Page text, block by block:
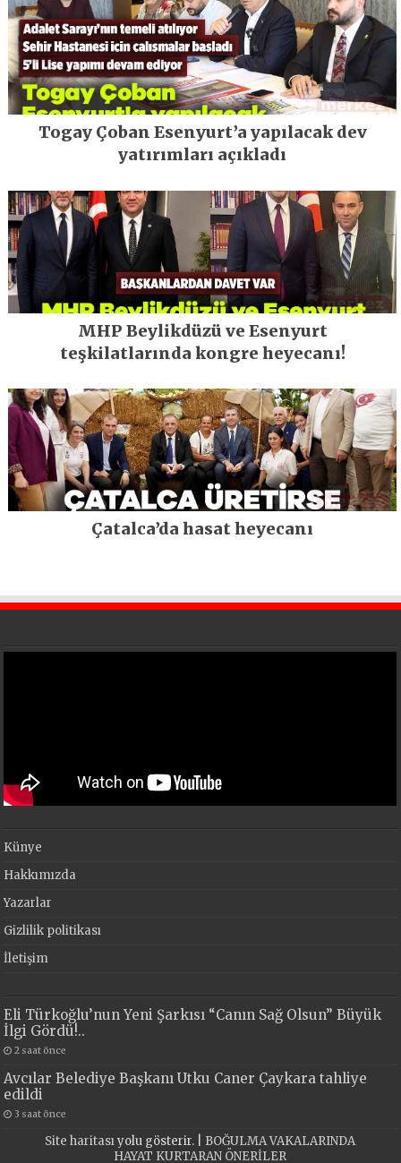
Togay Çoban Esenyurt’a yapılacak dev
yatırımları açıkladı
MHP Beylikdüzü ve Esenyurt
teşkilatlarında kongre heyecanı!
Çatalca’da hasat heyecanı
Künye
Hakkımızda
Yazarlar
Gizlilik politikası
İletişim
Eli Türkoğlu’nun Yeni Şarkısı “Canın Sağ Olsun” Büyük
İlgi Gördü!..
2 saat önce
Avcılar Belediye Başkanı Utku Caner Çaykara tahliye
edildi
3 saat önce
Site haritasıyolu gösterir. | BOĞULMA VAKALARINDA
HAYAT KURTARAN ÖNERİLER